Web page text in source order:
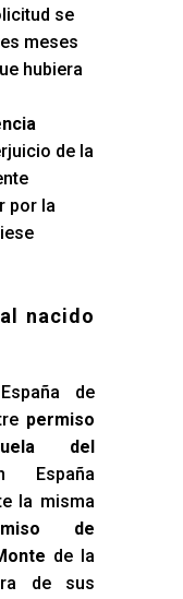
se
meses
hubiera
de la
por la
nacido
de
permiso
del
España
la misma
de
de la
de sus